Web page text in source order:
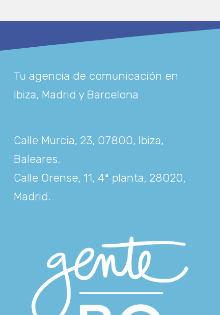
Tu agencia de comunicación en
Ibiza, Madrid y Barcelona
Calle Murcia, 23, 07800, Ibiza,
Baleares.
Calle Orense, 11, 4ª planta, 28020,
Madrid.